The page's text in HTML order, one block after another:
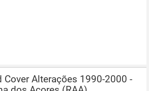
Cover Alterações 1990-2000 -